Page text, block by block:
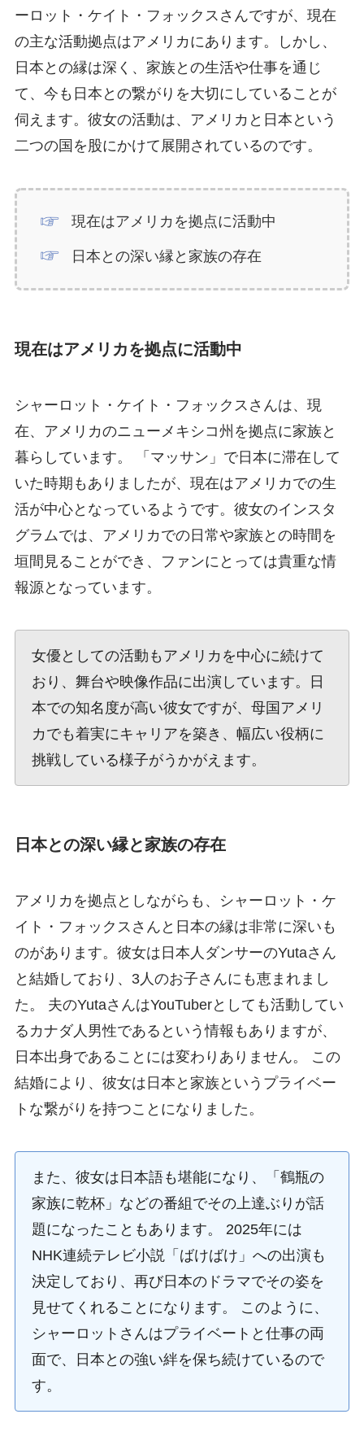
ーロット・ケイト・フォックスさんですが、現在
の主な活動拠点はアメリカにあります。しかし、
日本との縁は深く、家族との生活や仕事を通じ
て、今も日本との繋がりを大切にしていることが
伺えます。彼女の活動は、アメリカと日本という
二つの国を股にかけて展開されているのです。
現在はアメリカを拠点に活動中
日本との深い縁と家族の存在
現在はアメリカを拠点に活動中
シャーロット・ケイト・フォックスさんは、現
在、アメリカのニューメキシコ州を拠点に家族と
暮らしています。 「マッサン」で日本に滞在して
いた時期もありましたが、現在はアメリカでの生
活が中心となっているようです。彼女のインスタ
グラムでは、アメリカでの日常や家族との時間を
垣間見ることができ、ファンにとっては貴重な情
報源となっています。
女優としての活動もアメリカを中心に続けて
おり、舞台や映像作品に出演しています。日
本での知名度が高い彼女ですが、母国アメリ
カでも着実にキャリアを築き、幅広い役柄に
挑戦している様子がうかがえます。
日本との深い縁と家族の存在
アメリカを拠点としながらも、シャーロット・ケ
イト・フォックスさんと日本の縁は非常に深いも
のがあります。彼女は日本人ダンサーのYutaさん
と結婚しており、3人のお子さんにも恵まれまし
た。 夫のYutaさんはYouTuberとしても活動してい
るカナダ人男性であるという情報もありますが、
日本出身であることには変わりありません。 この
結婚により、彼女は日本と家族というプライベー
トな繋がりを持つことになりました。
また、彼女は日本語も堪能になり、「鶴瓶の
家族に乾杯」などの番組でその上達ぶりが話
題になったこともあります。 2025年には
NHK連続テレビ小説「ばけばけ」への出演も
決定しており、再び日本のドラマでその姿を
見せてくれることになります。 このように、
シャーロットさんはプライベートと仕事の両
面で、日本との強い絆を保ち続けているので
す。